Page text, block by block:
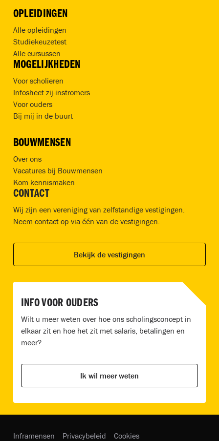
OPLEIDINGEN
Alle opleidingen
Studiekeuzetest
Alle cursussen
MOGELIJKHEDEN
Voor scholieren
Infosheet zij-instromers
Voor ouders
Bij mij in de buurt
BOUWMENSEN
Over ons
Vacatures bij Bouwmensen
Kom kennismaken
CONTACT
Wij zijn een vereniging van zelfstandige vestigingen.
Neem contact op via één van de vestigingen.
Bekijk de vestigingen
INFO VOOR OUDERS
Wilt u meer weten over hoe ons scholingsconcept in
elkaar zit en hoe het zit met salaris, betalingen en
meer?
Ik wil meer weten
Inframensen Privacybeleid Cookies